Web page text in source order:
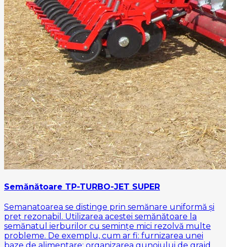
Semănătoare TP-TURBO-JET SUPER
Semanatoarea se distinge prin semănare uniformă și
preț rezonabil. Utilizarea acestei semănătoare la
semănatul ierburilor cu semințe mici rezolvă multe
probleme. De exemplu, cum ar fi: furnizarea unei